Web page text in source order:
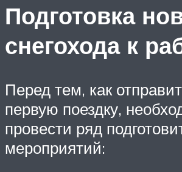
Подготовка
снегохода к
Перед тем, как
первую поездку,
провести ряд
мероприятий: